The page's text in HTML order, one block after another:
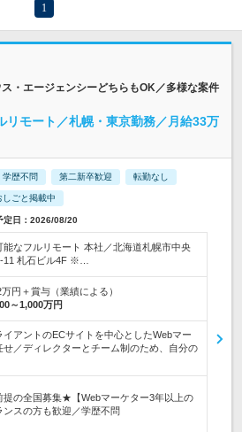
1
・エージェンシーどちらもOK／多様な案件
リモート／札幌・東京勤務／月給33万
学歴不問 第二新卒歓迎 転勤なし
しごと掲載中
日：2026/08/20
なフルリモート 本社／北海道札幌市中央
11 札石ビル4F ※…
円＋賞与（業績による）
～1,000万円
イアントのECサイトを中心としたWebマー
せ／ディレクターとチーム制のため、自分の
の全国募集★【Webマーケター3年以上の
ンスの方も歓迎／学歴不問